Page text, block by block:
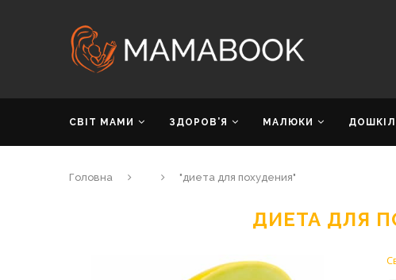
СВІТ МАМИ ЗДОРОВ’Я МАЛЮКИ
Головна "диета для похудения"
ДИЕТА ДЛЯ